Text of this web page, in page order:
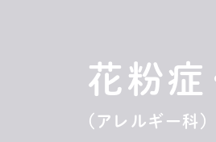
花粉症
（アレルギー科）